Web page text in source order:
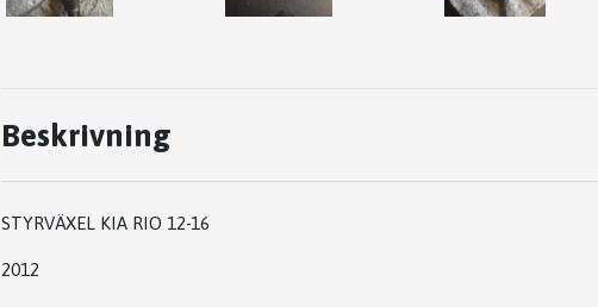
Beskrivning
STYRVÄXEL KIA RIO 12-16
2012